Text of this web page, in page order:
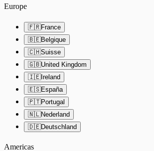
Europe
🇫🇷France
🇧🇪Belgique
🇨🇭Suisse
🇬🇧United Kingdom
🇮🇪Ireland
🇪🇸España
🇵🇹Portugal
🇳🇱Nederland
🇩🇪Deutschland
Americas